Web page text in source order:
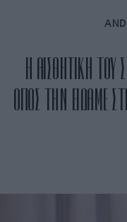
Η ΑΙΣΘΗΤΙΚΗ ΤΟΥ
ΟΠΩΣ ΤΗΝ ΕΙΔΑΜΕ